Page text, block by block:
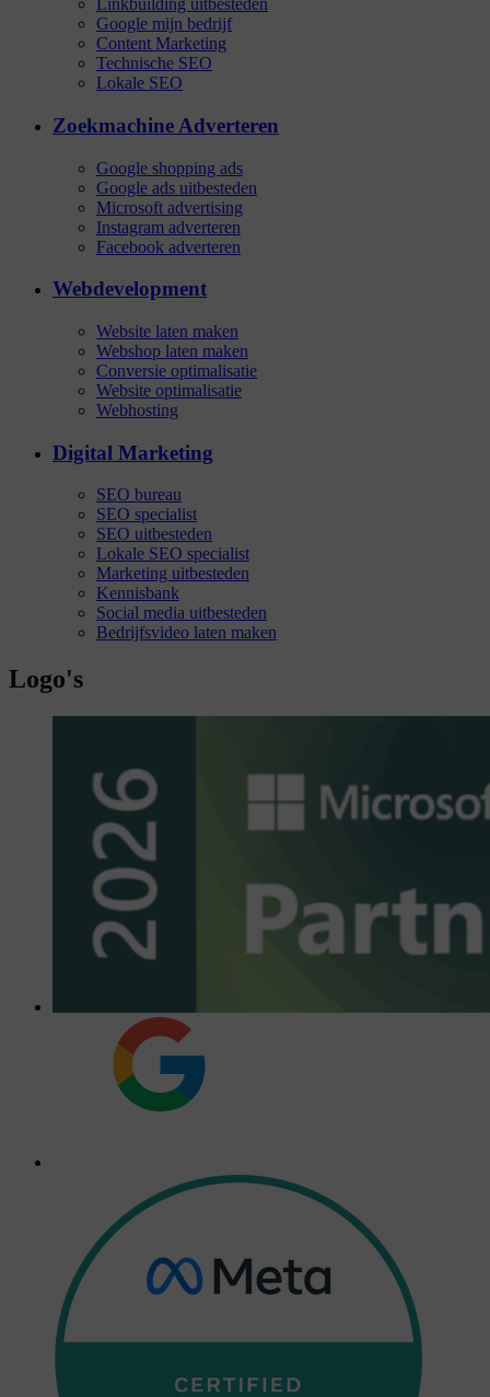
Linkbuilding uitbesteden
Google mijn bedrijf
Content Marketing
Technische SEO
Lokale SEO
Zoekmachine Adverteren
Google shopping ads
Google ads uitbesteden
Microsoft advertising
Instagram adverteren
Facebook adverteren
Webdevelopment
Website laten maken
Webshop laten maken
Conversie optimalisatie
Website optimalisatie
Webhosting
Digital Marketing
SEO bureau
SEO specialist
SEO uitbesteden
Lokale SEO specialist
Marketing uitbesteden
Kennisbank
Social media uitbesteden
Bedrijfsvideo laten maken
Logo's